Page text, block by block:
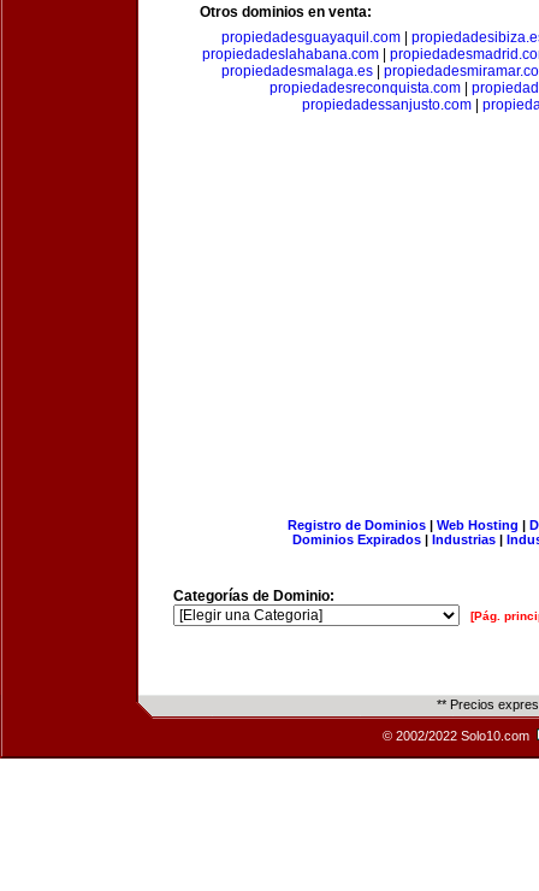
Otros dominios en venta:
propiedadesguayaquil.com
propiedadeslahabana.com|
propiedadesmalaga.es|
propiedadesreconquista.com
propiedadessanjusto.com
Registro de Dominios| Web Hosting |
Dominios Expirados | Industrias |
Categorías de Dominio:
[Pág.
** Precios
© 2002/2022 Solo10.com